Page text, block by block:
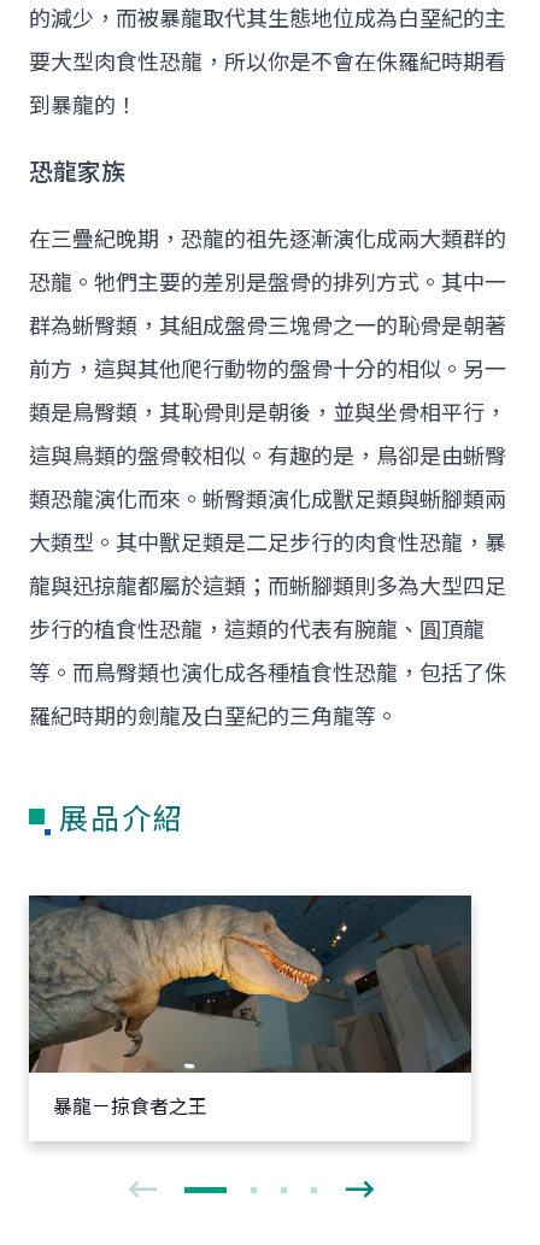
的減少，而被暴龍取代其生態地位成為白堊紀的主
要大型肉食性恐龍，所以你是不會在侏羅紀時期看
到暴龍的！
恐龍家族
在三疊紀晚期，恐龍的祖先逐漸演化成兩大類群的
恐龍。牠們主要的差別是盤骨的排列方式。其中一
群為蜥臀類，其組成盤骨三塊骨之一的恥骨是朝著
前方，這與其他爬行動物的盤骨十分的相似。另一
類是鳥臀類，其恥骨則是朝後，並與坐骨相平行，
這與鳥類的盤骨較相似。有趣的是，鳥卻是由蜥臀
類恐龍演化而來。蜥臀類演化成獸足類與蜥腳類兩
大類型。其中獸足類是二足步行的肉食性恐龍，暴
龍與迅掠龍都屬於這類；而蜥腳類則多為大型四足
步行的植食性恐龍，這類的代表有腕龍、圓頂龍
等。而鳥臀類也演化成各種植食性恐龍，包括了侏
羅紀時期的劍龍及白堊紀的三角龍等。
展品介紹
暴龍－掠食者之王